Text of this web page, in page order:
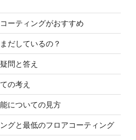
ーティングがおすすめ
だしているの？
問と答え
の考え
についての見方
グと最低のフロアコーティング